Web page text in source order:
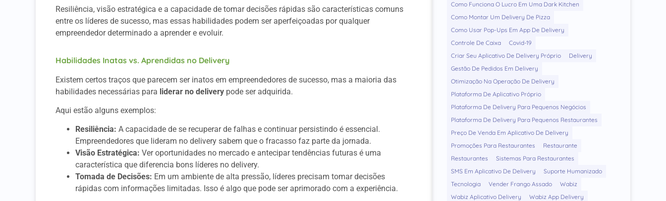
Resiliência, visão estratégica e a capacidade de tomar decisões rápidas são características comuns
entre os líderes de sucesso, mas essas habilidades podem ser aperfeiçoadas por qualquer
empreendedor determinado a aprender e evoluir.
Habilidades Inatas vs. Aprendidas no Delivery
Existem certos traços que parecem ser inatos em empreendedores de sucesso, mas a maioria das
habilidades necessárias para liderar no delivery pode ser adquirida.
Aqui estão alguns exemplos:
Resiliência: A capacidade de se recuperar de falhas e continuar persistindo é essencial.
Empreendedores que lideram no delivery sabem que o fracasso faz parte da jornada.
Visão Estratégica: Ver oportunidades no mercado e antecipar tendências futuras é uma
característica que diferencia bons líderes no delivery.
Tomada de Decisões: Em um ambiente de alta pressão, líderes precisam tomar decisões
rápidas com informações limitadas. Isso é algo que pode ser aprimorado com a experiência.
Como Funciona O Lucro Em Uma Dark Kitchen
Como Montar Um Delivery De Pizza
Como Usar Pop-Ups Em App De Delivery
Controle De Caixa
Covid-19
Criar Seu Aplicativo De Delivery Próprio
Delivery
Gestão De Pedidos Em Delivery
Otimização Na Operação De Delivery
Plataforma De Aplicativo Próprio
Plataforma De Delivery Para Pequenos Negócios
Plataforma De Delivery Para Pequenos Restaurantes
Preço De Venda Em Aplicativo De Delivery
Promoções Para Restaurantes
Restaurante
Restaurantes
Sistemas Para Restaurantes
SMS Em Aplicativo De Delivery
Suporte Humanizado
Tecnologia
Vender Frango Assado
Wabiz
Wabiz Aplicativo Delivery
Wabiz App Delivery